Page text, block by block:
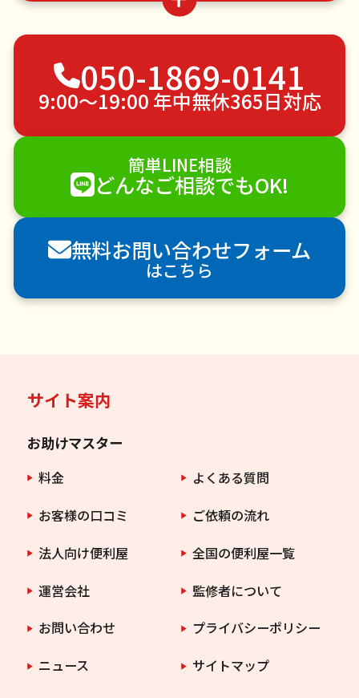
水道パッキン交換
網戸張替え
家具組立
ベランダ掃除
謝罪代行
不用品回収
ゴミ屋敷片付け
引っ越し
植木の剪定
植木の伐採
手すり取り付け
ペットのお世話
エアコンクリーニング
DIY・日曜大工
ハウスクリーニング
雪かき・雪下ろし
襖（ふすま）の張替え
空き家管理
各種代行
害獣駆除
防草シート施工
ナメクジ駆除
害虫駆除
050-1869-0141
9:00〜19:00 年中無休365日対応
簡単LINE相談
どんなご相談でもOK!
無料お問い合わせフォーム
はこちら
サイト案内
お助けマスター
料金
よくある質問
お客様の口コミ
ご依頼の流れ
法人向け便利屋
全国の便利屋一覧
運営会社
監修者について
お問い合わせ
プライバシーポリシー
ニュース
サイトマップ